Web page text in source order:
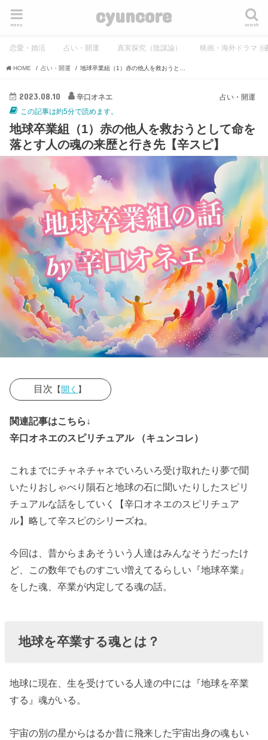
cyuncore search
menu
恋愛・婚活 占い・開運 真実探究（陰謀論） 映画・海外ドラマ・
HOME 占い・開運
占い・開運
2023.08.10
辛口オネエ
この記事は約5分で読めます。
地球卒業組（1）赤の他人を救おうとして命を
落とす人の魂の来歴と行き先【辛スピ】
目次 【開く 】
› 地球を卒業す
る魂とは？
な人のため』
それとも『赤
の他人を助け
るため』
親友、
恋人な
る誰か
は？
人を救
関連記事はこちら↓
辛口オネエのスピリチュアル （キュンコレ）
これまでにチャネチャネでいろいろ受け取れたり夢で聞
いたりおしゃべり隕石と地球の石に聞いたりしたスピリ
チュアルな話をしていく【辛口オネエのスピリチュア
ル】略して辛スピのシリーズね。
今回は、昔からまあそういう人達はみんなそうだったけ
ど、この数年でものすごい増えてるらしい『地球卒業』
をした魂、卒業が内定してる魂の話。
地球を卒業する魂とは？
地球に現在、生を受けている人達の中には『地球を卒業
する』魂がいる。
宇宙の別の星からはるか昔に飛来した宇宙出身の魂もい